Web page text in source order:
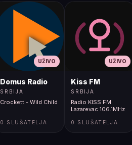
UŽIVO
Domus Radio
SRBIJA
Crockett - Wild Child
0 SLUŠATELJA
UŽIVO
Kiss FM
SRBIJA
Radio KISS FM
Lazarevac 106.1MHz
0 SLUŠATELJA